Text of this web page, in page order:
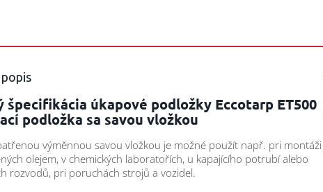
špecifikácia úkapové podložky Eccotarp ET500
podložka sa savou vložkou
výměnnou savou vložkou je možné použít např. pri montáži
olejem, v chemických laboratořích, u kapajícího potrubí alebo
rozvodů, pri poruchách strojů a vozidel.